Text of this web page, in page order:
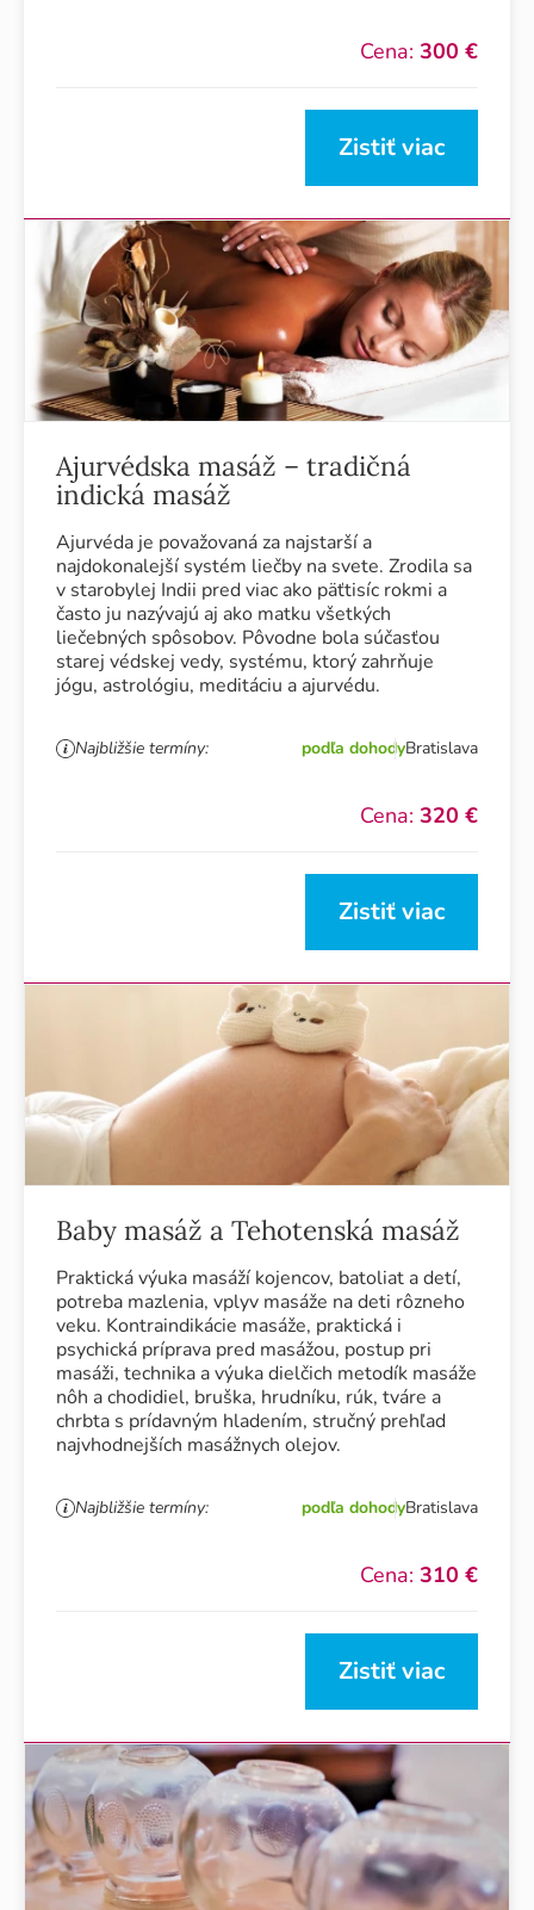
Cena: 300 €
Zistiť viac
Ajurvédska masáž – tradičná
indická masáž
Ajurvéda je považovaná za najstarší a
najdokonalejší systém liečby na svete. Zrodila sa
v starobylej Indii pred viac ako päťtisíc rokmi a
často ju nazývajú aj ako matku všetkých
liečebných spôsobov. Pôvodne bola súčasťou
starej védskej vedy, systému, ktorý zahrňuje
jógu, astrológiu, meditáciu a ajurvédu.
Najbližšie termíny: podľa dohodyBratislava
Cena: 320 €
Zistiť viac
Baby masáž a Tehotenská masáž
Praktická výuka masáží kojencov, batoliat a detí,
potreba mazlenia, vplyv masáže na deti rôzneho
veku. Kontraindikácie masáže, praktická i
psychická príprava pred masážou, postup pri
masáži, technika a výuka dielčich metodík masáže
nôh a chodidiel, bruška, hrudníku, rúk, tváre a
chrbta s prídavným hladením, stručný prehľad
najvhodnejších masážnych olejov.
Najbližšie termíny: podľa dohodyBratislava
Cena: 310 €
Zistiť viac